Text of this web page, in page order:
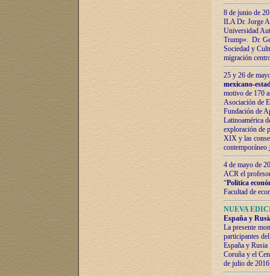
8 de junio de
ILA Dr. Jorge
Universidad
Trump». Dr.
Sociedad y
migración
25 y 26 de
mexicano-
motivo de 170
Asociación de
Fundación de
Latinoamérica
exploración de
XIX y las
contemporáneo
4 de mayo de
ACR el
“Política
Facultad de
NUEVA
España y
La presente
participantes
España y
Coruña y el
de julio de